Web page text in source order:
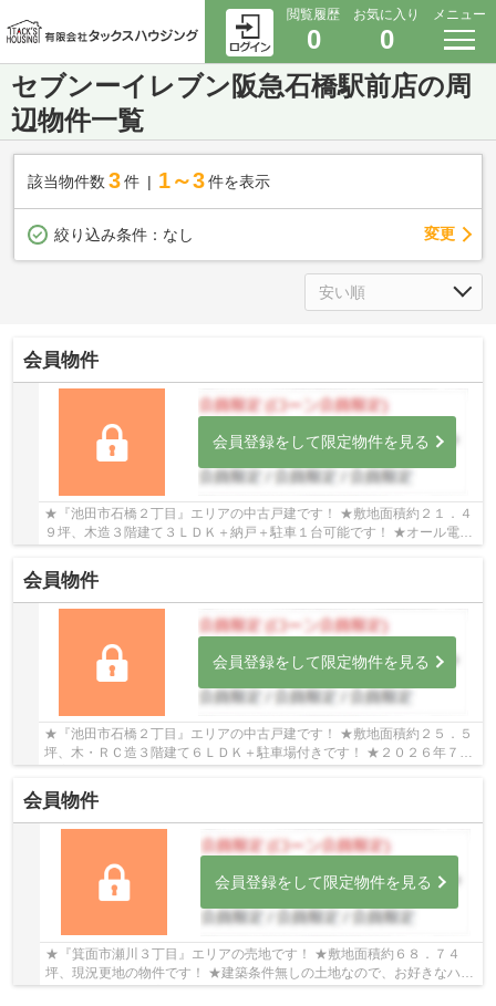
閲覧履歴
0
お気に入り
0
メニュー
セブンーイレブン阪急石橋駅前店の周
辺物件一覧
該当物件数 3件 1～3 件を表示
絞り込み条件： なし 変更
会員物件
会員登録をして限定物件を見る
★『池田市石橋２丁目』エリアの中古戸建です！ ★敷地面積約２１．４
９坪、木造３階建て３ＬＤＫ＋納戸＋駐車１台可能です！ ★オール電化
会員物件
会員登録をして限定物件を見る
★『池田市石橋２丁目』エリアの中古戸建です！ ★敷地面積約２５．５
坪、木・ＲＣ造３階建て６ＬＤＫ＋駐車場付きです！ ★２０２６年７月
に室内リフォーム済みです！ （キッチン 等新調...
会員物件
会員登録をして限定物件を見る
★『箕面市瀬川３丁目』エリアの売地です！ ★敷地面積約６８．７４
坪、現況更地の物件です！ ★建築条件無しの土地なので、お好きなハウ
スメーカー・工務店で建築可能です！